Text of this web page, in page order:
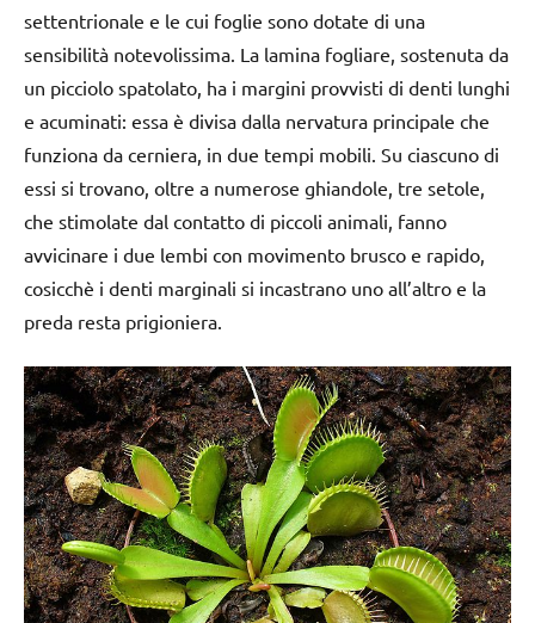
settentrionale e le cui foglie sono dotate di una
sensibilità notevolissima. La lamina fogliare, sostenuta da
un picciolo spatolato, ha i margini provvisti di denti lunghi
e acuminati: essa è divisa dalla nervatura principale che
funziona da cerniera, in due tempi mobili. Su ciascuno di
essi si trovano, oltre a numerose ghiandole, tre setole,
che stimolate dal contatto di piccoli animali, fanno
avvicinare i due lembi con movimento brusco e rapido,
cosicchè i denti marginali si incastrano uno all’altro e la
preda resta prigioniera.